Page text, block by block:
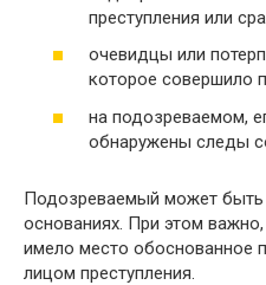
преступления или
очевидцы или
которое совершило
на подозреваемом,
обнаружены следы
Подозреваемый может быть
основаниях. При этом
имело место обоснованное
лицом преступления.